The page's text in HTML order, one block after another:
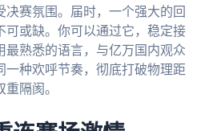
决赛氛围。届时，一个强大的回
可或缺。你可以通过它，稳定接
最熟悉的语言，与亿万国内观众
一种欢呼节奏，彻底打破物理距
隔阂。